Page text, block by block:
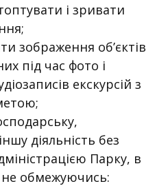
і зривати
зображення об’єктів
під час фото і
екскурсій з
діяльність без
Парку, в
не обмежуючись: